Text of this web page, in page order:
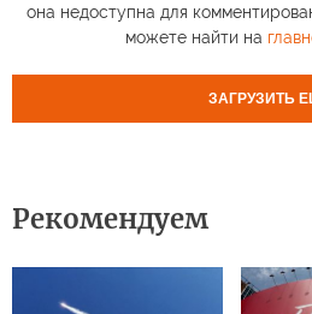
она недоступна для
можете найти на
ЗАГРУЗИТЬ
Рекомендуем